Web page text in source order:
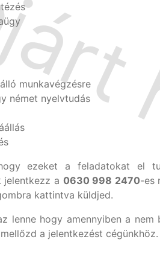
munkavégzésre
német nyelvtudás
ezeket a feladatokat el
jelentkezz a 0630 998 2470-es
kattintva küldjed.
lenne hogy amennyiben a
a jelentkezést cégünkhöz.